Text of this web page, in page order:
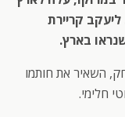
בת 10 נפשות, בשנת 1964. ליעקב קריירת
בארץ.
השאיר את חותמו
חלימי.